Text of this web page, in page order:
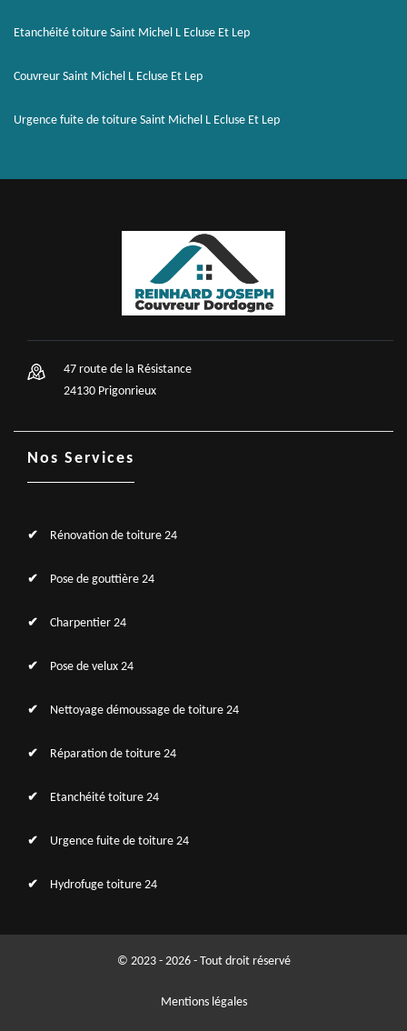
Etanchéité toiture Saint Michel L Ecluse Et Lep
Couvreur Saint Michel L Ecluse Et Lep
Urgence fuite de toiture Saint Michel L Ecluse Et Lep
47 route de la Résistance
24130 Prigonrieux
Nos Services
Rénovation de toiture 24
Pose de gouttière 24
Charpentier 24
Pose de velux 24
Nettoyage démoussage de toiture 24
Réparation de toiture 24
Etanchéité toiture 24
Urgence fuite de toiture 24
Hydrofuge toiture 24
© 2023 - 2026 - Tout droit réservé
Mentions légales